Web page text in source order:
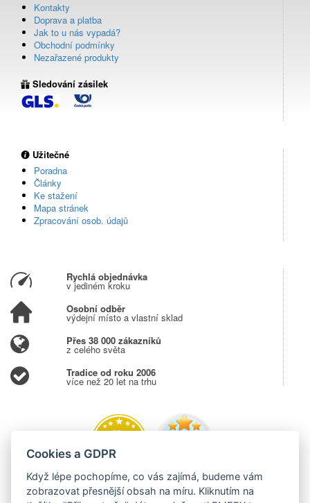
Kontakty
Doprava a platba
Jak to u nás vypadá?
Obchodní podmínky
Nezařazené produkty
Sledování zásilek
Užitečné
Poradna
Články
Ke stažení
Mapa stránek
Zpracování osob. údajů
Rychlá objednávka
v jediném kroku
Osobní odběr
výdejní místo a vlastní sklad
Přes 38 000 zákazníků
z celého světa
Tradice od roku 2006
více než 20 let na trhu
Cookies a GDPR
Když lépe pochopíme, co vás zajímá, budeme vám
zobrazovat přesnější obsah na míru. Kliknutím na